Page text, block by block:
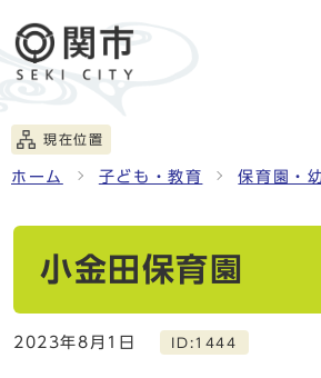
現在位置
ホーム 子ども・教育 保育園・
小金田保育園
2023年8月1日 ID:1444